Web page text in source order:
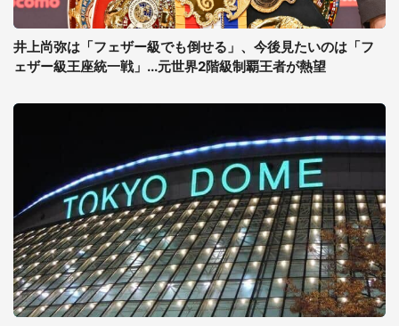
井上尚弥は「フェザー級でも倒せる」、今後見たいのは「フ
ェザー級王座統一戦」...元世界2階級制覇王者が熱望